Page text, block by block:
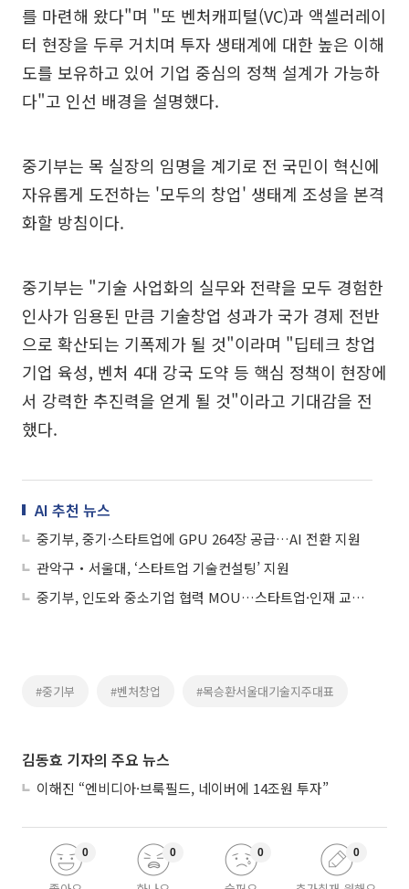
를 마련해 왔다"며 "또 벤처캐피털(VC)과 액셀러레이
터 현장을 두루 거치며 투자 생태계에 대한 높은 이해
도를 보유하고 있어 기업 중심의 정책 설계가 가능하
다"고 인선 배경을 설명했다.
중기부는 목 실장의 임명을 계기로 전 국민이 혁신에
자유롭게 도전하는 '모두의 창업' 생태계 조성을 본격
화할 방침이다.
중기부는 "기술 사업화의 실무와 전략을 모두 경험한
인사가 임용된 만큼 기술창업 성과가 국가 경제 전반
으로 확산되는 기폭제가 될 것"이라며 "딥테크 창업
기업 육성, 벤처 4대 강국 도약 등 핵심 정책이 현장에
서 강력한 추진력을 얻게 될 것"이라고 기대감을 전
했다.
AI 추천 뉴스
중기부, 중기·스타트업에 GPU 264장 공급…AI 전환 지원
관악구‧서울대, ‘스타트업 기술컨설팅’ 지원
중기부, 인도와 중소기업 협력 MOU…스타트업·인재 교류 확대
#중기부 #벤처창업 #목승환서울대기술지주대표
김동효 기자의 주요 뉴스
이해진 “엔비디아·브룩필드, 네이버에 14조원 투자”
0 0 0 0